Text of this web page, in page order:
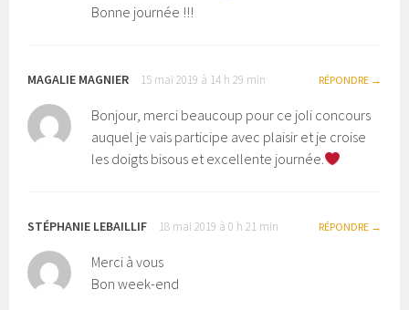
Bonne journée !!!
MAGALIE MAGNIER 15 mai 2019 à 14 h 29 min RÉPONDRE
Bonjour, merci beaucoup pour ce joli concours
auquel je vais participe avec plaisir et je croise
les doigts bisous et excellente journée.
STÉPHANIE LEBAILLIF 18 mai 2019 à 0 h 21 min RÉPONDRE
Merci à vous
Bon week-end